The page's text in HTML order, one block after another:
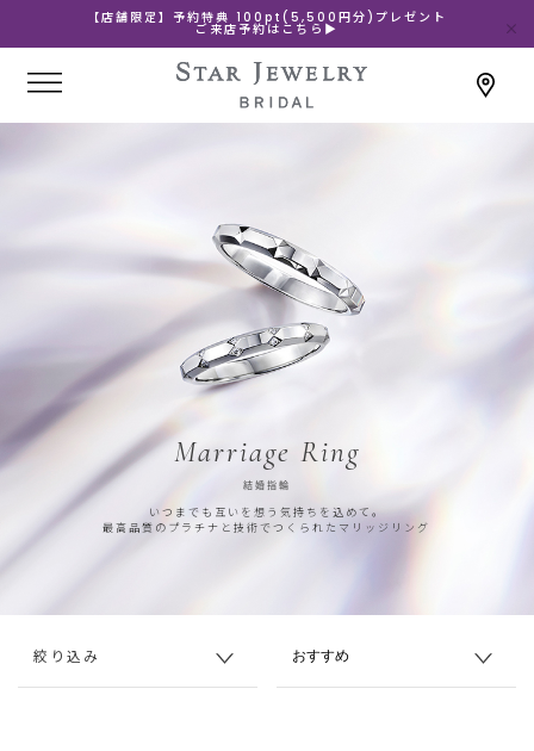
【店舗限定】予約特典 100pt(5,500円分)プレゼント
ご来店予約はこちら▶
Marriage Ring
結婚指輪
いつまでも互いを想う気持ちを込めて。
最高品質のプラチナと技術でつくられたマリッジリング
絞り込み